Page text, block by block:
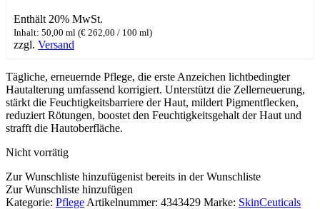
Enthält 20% MwSt.
Inhalt: 50,00 ml (€ 262,00 / 100 ml)
zzgl. Versand
Tägliche, erneuernde Pflege, die erste Anzeichen lichtbedingter
Hautalterung umfassend korrigiert. Unterstützt die Zellerneuerung,
stärkt die Feuchtigkeitsbarriere der Haut, mildert Pigmentflecken,
reduziert Rötungen, boostet den Feuchtigkeitsgehalt der Haut und
strafft die Hautoberfläche.
Nicht vorrätig
Zur Wunschliste hinzufügenist bereits in der Wunschliste
Zur Wunschliste hinzufügen
Kategorie: Pflege Artikelnummer: 4343429 Marke: SkinCeuticals